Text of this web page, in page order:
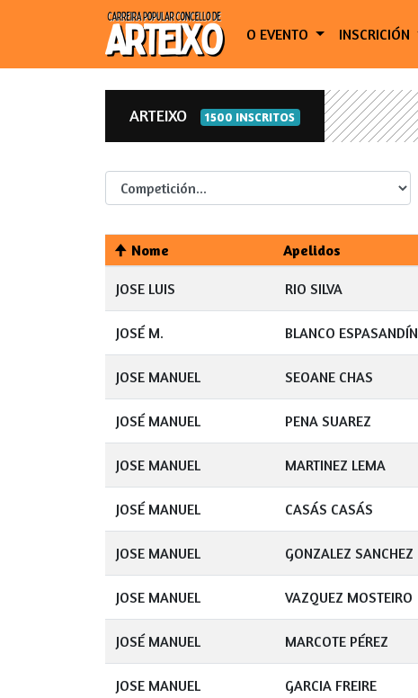
O EVENTO INSCRICIÓN
ARTEIXO 1500 INSCRITOS
Competicion
Nome Apelidos
JOSE LUIS RIO SILVA
JOSÉ M. BLANCO ESPASANDÍN
JOSE MANUEL SEOANE CHAS
JOSÉ MANUEL PENA SUAREZ
JOSE MANUEL MARTINEZ LEMA
JOSÉ MANUEL CASÁS CASÁS
JOSE MANUEL GONZALEZ SANCHEZ
JOSE MANUEL VAZQUEZ MOSTEIRO
JOSÉ MANUEL MARCOTE PÉREZ
JOSE MANUEL GARCIA FREIRE